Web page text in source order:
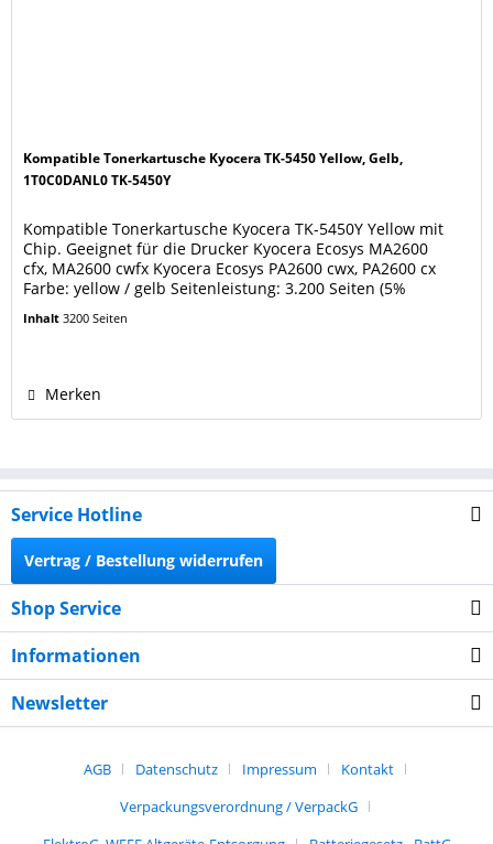
Kompatible Tonerkartusche Kyocera TK-5450 Yellow, Gelb,
1T0C0DANL0 TK-5450Y
Kompatible Tonerkartusche Kyocera TK-5450Y Yellow mit
Chip. Geeignet für die Drucker Kyocera Ecosys MA2600
cfx, MA2600 cwfx Kyocera Ecosys PA2600 cwx, PA2600 cx
Farbe: yellow / gelb Seitenleistung: 3.200 Seiten (5%
5450 Yellow. Ersetzt Original Kyocera Tonerkartusche TK-
Inhalt3200 Seiten
Merken
Service Hotline
Vertrag / Bestellung widerrufen
Shop Service
Informationen
Newsletter
AGB Datenschutz Impressum
Kontakt
Verpackungsverordnung / VerpackG